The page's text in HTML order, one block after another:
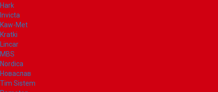
Hark
Invicta
Kaw-Met
Kratki
Lincar
MBS
Nordica
Новаслав
Tim Sistem